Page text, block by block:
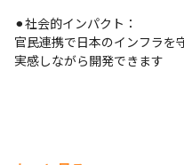
⚫︎社会的インパクト：
官民連携で日本のインフラを
実感しながら開発できます